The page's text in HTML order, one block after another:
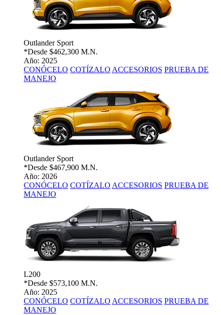
Outlander Sport
*Desde $462,300 M.N.
Año: 2025
CONÓCELO COTÍZALO ACCESORIOS PRUEBA DE
MANEJO
Outlander Sport
*Desde $467,900 M.N.
Año: 2026
CONÓCELO COTÍZALO ACCESORIOS PRUEBA DE
MANEJO
L200
*Desde $573,100 M.N.
Año: 2025
CONÓCELO COTÍZALO ACCESORIOS PRUEBA DE
MANEJO